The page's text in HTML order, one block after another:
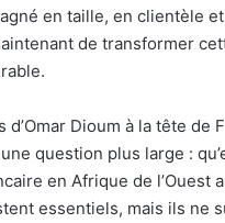
en taille, en clientèle
de transformer
d’Omar Dioum à la tête de
question plus large :
en Afrique de l’Ouest
essentiels, mais ils ne